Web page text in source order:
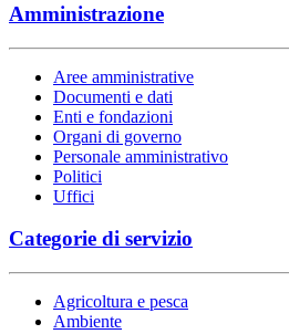
Amministrazione
Aree amministrative
Documenti e dati
Enti e fondazioni
Organi di governo
Personale amministrativo
Politici
Uffici
Categorie di servizio
Agricoltura e pesca
Ambiente